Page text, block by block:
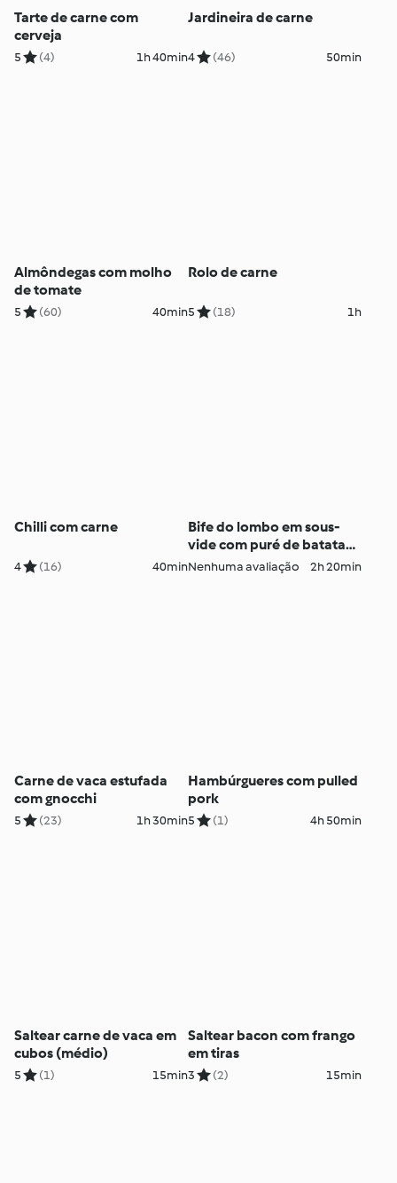
Tarte de carne com
cerveja
5 (4) 1h 40min
Jardineira de carne
4 (46) 50min
Almôndegas com molho
de tomate
5 (60) 40min
Rolo de carne
5 (18) 1h
Chilli com carne
4 (16) 40min
Bife do lombo em sous-
vide com puré de batata-
doce
Nenhuma avaliação 2h 20min
Carne de vaca estufada
com gnocchi
5 (23) 1h 30min
Hambúrgueres com pulled
pork
5 (1) 4h 50min
Saltear carne de vaca em
cubos (médio)
5 (1) 15min
Saltear bacon com frango
em tiras
3 (2) 15min